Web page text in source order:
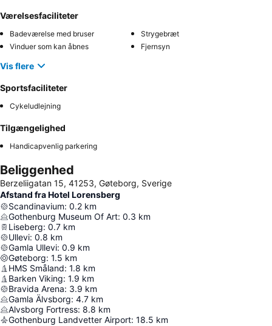
Værelsesfaciliteter
Badeværelse med bruser
Strygebræt
Vinduer som kan åbnes
Fjernsyn
Vis flere
Sportsfaciliteter
Cykeludlejning
Tilgængelighed
Handicapvenlig parkering
Beliggenhed
Berzeliigatan 15, 41253, Gøteborg, Sverige
Afstand fra Hotel Lorensberg
Scandinavium: 0.2 km
Gothenburg Museum Of Art: 0.3 km
Liseberg: 0.7 km
Ullevi: 0.8 km
Gamla Ullevi: 0.9 km
Gøteborg: 1.5 km
HMS Småland: 1.8 km
Barken Viking: 1.9 km
Bravida Arena: 3.9 km
Gamla Älvsborg: 4.7 km
Alvsborg Fortress: 8.8 km
Gothenburg Landvetter Airport: 18.5 km